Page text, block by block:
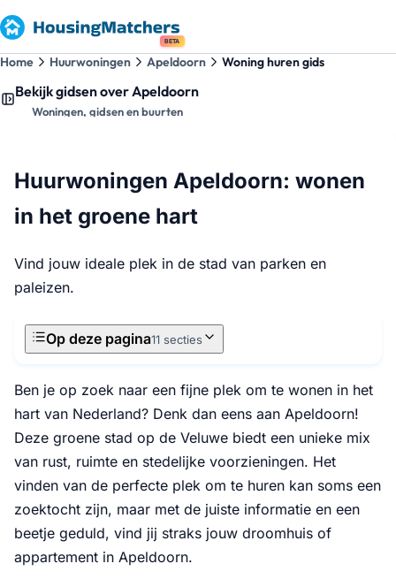
BETA
Home Huurwoningen Apeldoorn Woning huren gids
Bekijk gidsen over Apeldoorn
Woningen, gidsen en buurten
Huurwoningen Apeldoorn: wonen
in het groene hart
Vind jouw ideale plek in de stad van parken en
paleizen.
Op deze pagina11 secties
Ben je op zoek naar een fijne plek om te wonen in het
hart van Nederland? Denk dan eens aan Apeldoorn!
Deze groene stad op de Veluwe biedt een unieke mix
van rust, ruimte en stedelijke voorzieningen. Het
vinden van de perfecte plek om te huren kan soms een
zoektocht zijn, maar met de juiste informatie en een
beetje geduld, vind jij straks jouw droomhuis of
appartement in Apeldoorn.